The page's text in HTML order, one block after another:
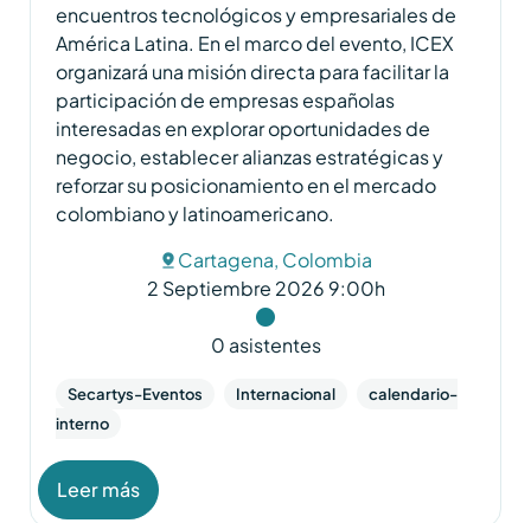
encuentros tecnológicos y empresariales de
América Latina. En el marco del evento, ICEX
organizará una misión directa para facilitar la
participación de empresas españolas
interesadas en explorar oportunidades de
negocio, establecer alianzas estratégicas y
reforzar su posicionamiento en el mercado
colombiano y latinoamericano.
Cartagena, Colombia
2 Septiembre 2026 9:00h
0 asistentes
Secartys-Eventos Internacional
calendario-
interno
Leer más